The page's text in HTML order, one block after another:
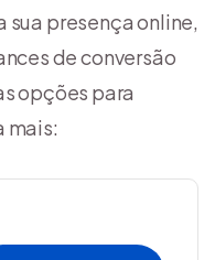
sua presença online,
de conversão
opções para
mais: